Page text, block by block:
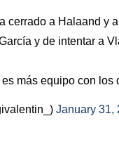
cerrado a Halaand y
y de intentar a
más equipo con los
January 31,